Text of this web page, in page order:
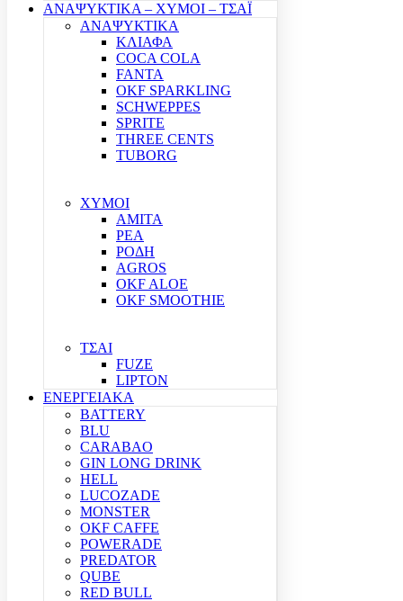
ΑΝΑΨΥΚΤΙΚΑ – ΧΥΜΟΙ – ΤΣΑΪ
ΑΝΑΨΥΚΤΙΚΑ
ΚΛΙΑΦΑ
COCA COLA
FANTA
OKF SPARKLING
SCHWEPPES
SPRITE
THREE CENTS
TUBORG
ΧΥΜΟΙ
ΑΜΙΤΑ
ΡΕΑ
ΡΟΔΗ
AGROS
OKF ALOE
OKF SMOOTHIE
ΤΣΑΙ
FUZE
LIPTON
ΕΝΕΡΓΕΙΑΚΑ
BATTERY
BLU
CARABAO
GIN LONG DRINK
HELL
LUCOZADE
MONSTER
OKF CAFFE
POWERADE
PREDATOR
QUBE
RED BULL